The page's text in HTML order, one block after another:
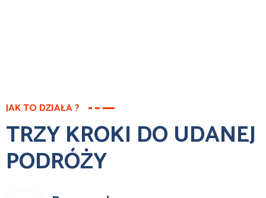
JAK TO DZIAŁA ?
TRZY KROKI DO UDANEJ
PODRÓŻY